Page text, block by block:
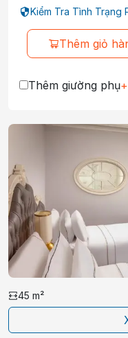
Kiểm Tra Tình Trạng
Thêm giỏ
Thêm giường phụ+
45 m²